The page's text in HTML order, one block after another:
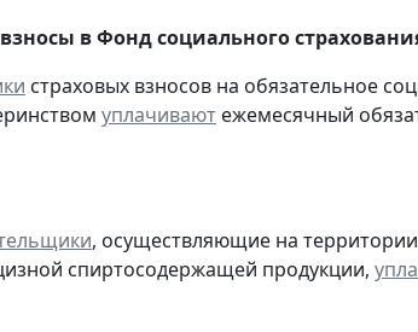
в Фонд социального
страховых взносов на обязательное
уплачивают ежемесячный
, осуществляющие на
спиртосодержащей продукции,